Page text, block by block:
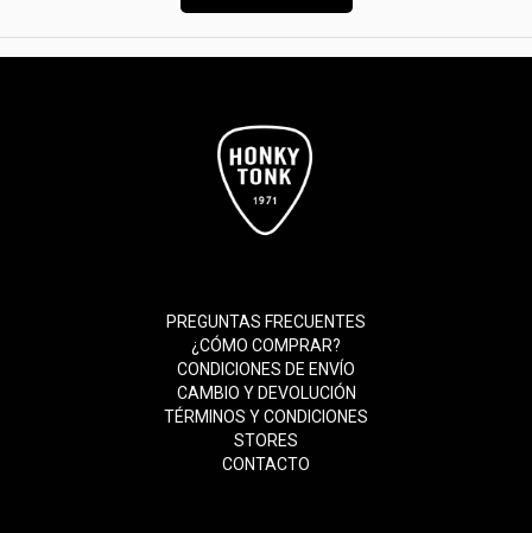
PREGUNTAS FRECUENTES
¿CÓMO COMPRAR?
CONDICIONES DE ENVÍO
CAMBIO Y DEVOLUCIÓN
TÉRMINOS Y CONDICIONES
STORES
CONTACTO